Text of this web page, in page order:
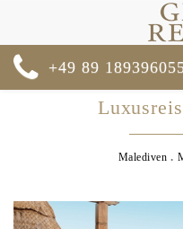
+49 89
Malediven
Previous